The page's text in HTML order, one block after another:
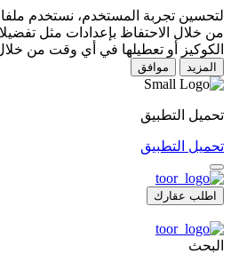
لتحسين تجربة المستخدم، نستخدم
من خلال الاحتفاظ بإعدادات مثل
الكوكيز أو تعطيلها في أي وقت من
المزيد موافق
تحميل التطبيق
تحميل التطبيق
اطلب عقارك
البحث